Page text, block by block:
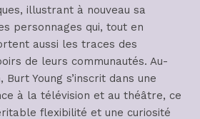
illustrant à nouveau sa
personnages qui, tout en
aussi les traces des
de leurs communautés. Au-
Young s’inscrit dans une
à la télévision et au théâtre, ce
flexibilité et une curiosité